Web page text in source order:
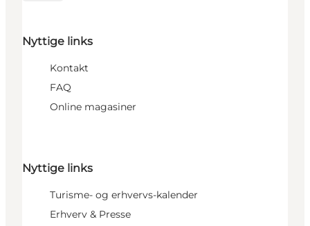
Nyttige links
Kontakt
FAQ
Online magasiner
Nyttige links
Turisme- og erhvervs-kalender
Erhverv & Presse